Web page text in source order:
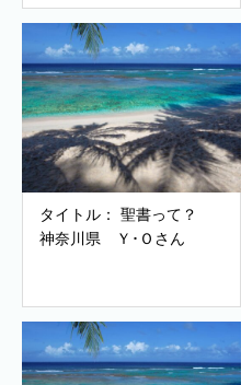
タイトル： 聖書って？
神奈川県 Ｙ･Ｏさん